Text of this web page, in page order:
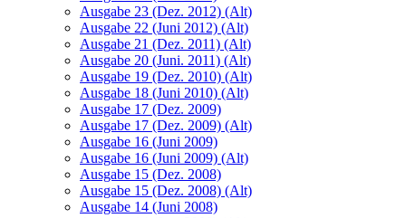
Ausgabe 23 (Dez. 2012) (Alt)
Ausgabe 22 (Juni 2012) (Alt)
Ausgabe 21 (Dez. 2011) (Alt)
Ausgabe 20 (Juni. 2011) (Alt)
Ausgabe 19 (Dez. 2010) (Alt)
Ausgabe 18 (Juni 2010) (Alt)
Ausgabe 17 (Dez. 2009)
Ausgabe 17 (Dez. 2009) (Alt)
Ausgabe 16 (Juni 2009)
Ausgabe 16 (Juni 2009) (Alt)
Ausgabe 15 (Dez. 2008)
Ausgabe 15 (Dez. 2008) (Alt)
Ausgabe 14 (Juni 2008)